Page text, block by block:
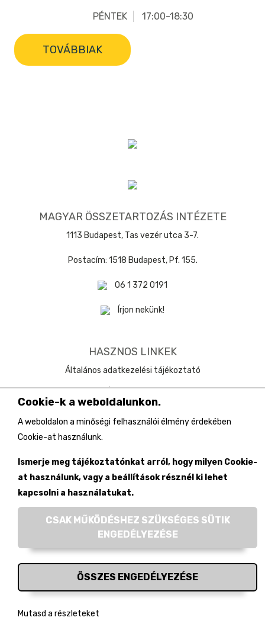
PÉNTEK 17:00-18:30
TOVÁBBIAK
MAGYAR ÖSSZETARTOZÁS INTÉZETE
1113 Budapest, Tas vezér utca 3-7.
Postacím: 1518 Budapest, Pf. 155.
06 1 372 0191
Írjon nekünk!
HASZNOS LINKEK
Általános adatkezelési tájékoztató
Impresszum
Magyar Összetartozás Intézete, 2026. Minden jog fenntartva
Cookie-k a weboldalunkon.
A weboldalon a minőségi felhasználói élmény érdekében
Cookie-at használunk.
Ismerje meg tájékoztatónkat arról, hogy milyen Cookie-
at használunk, vagy a beállítások résznél ki lehet
kapcsolni a használatukat.
CSAK MŰKÖDÉSHEZ SZÜKSÉGES SÜTIK
ENGEDÉLYEZÉSE
ÖSSZES ENGEDÉLYEZÉSE
Mutasd a részleteket